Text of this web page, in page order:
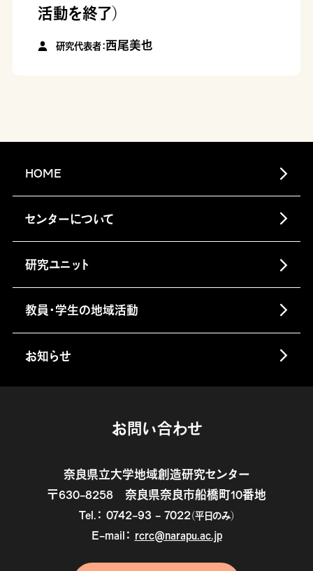
活動を終了）
研究代表者：西尾美也
HOME
センターについて
研究ユニット
教員・学生の地域活動
お知らせ
お問い合わせ
奈良県立大学地域創造研究センター
〒630-8258 奈良県奈良市船橋町10番地
Tel.： 0742-93 - 7022（平日のみ）
E-mail： rcrc@narapu.ac.jp